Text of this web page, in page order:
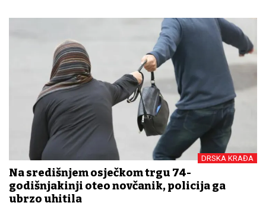
DRSKA KRAĐA
Na središnjem osječkom trgu 74-
godišnjakinji oteo novčanik, policija ga
ubrzo uhitila